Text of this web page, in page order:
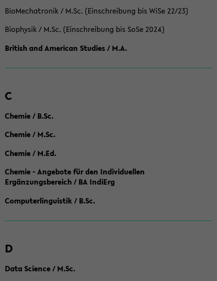
BioMechatronik / M.Sc. (Einschreibung bis WiSe 22/23)
Biophysik / M.Sc. (Einschreibung bis SoSe 2024)
British and American Studies / M.A.
C
Chemie / B.Sc.
Chemie / M.Sc.
Chemie / M.Ed.
Chemie - Angebote für den Individuellen
Ergänzungsbereich / BA IndiErg
Computerlinguistik / B.Sc.
D
Data Science / M.Sc.